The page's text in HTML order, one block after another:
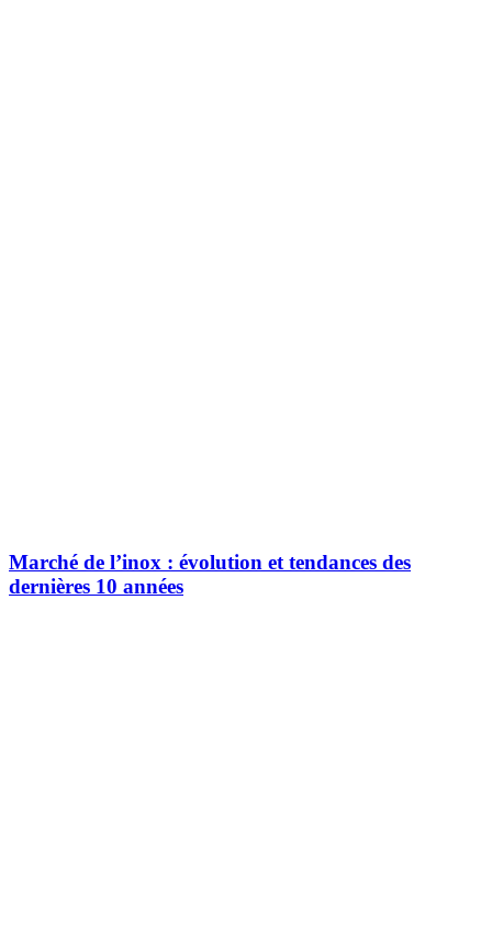
Marché de l’inox : évolution et tendances des
dernières 10 années